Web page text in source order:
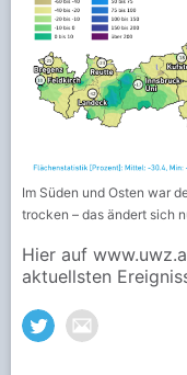
Im Süden und Osten war
trocken – das ändert sich
Hier auf
aktuellsten